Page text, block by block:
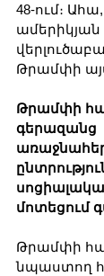
48-ում։
ամերիկյան
Թրամփի այս
Թրամփի
գերազանց
մոտեցում
Թրամփի
նպաստող